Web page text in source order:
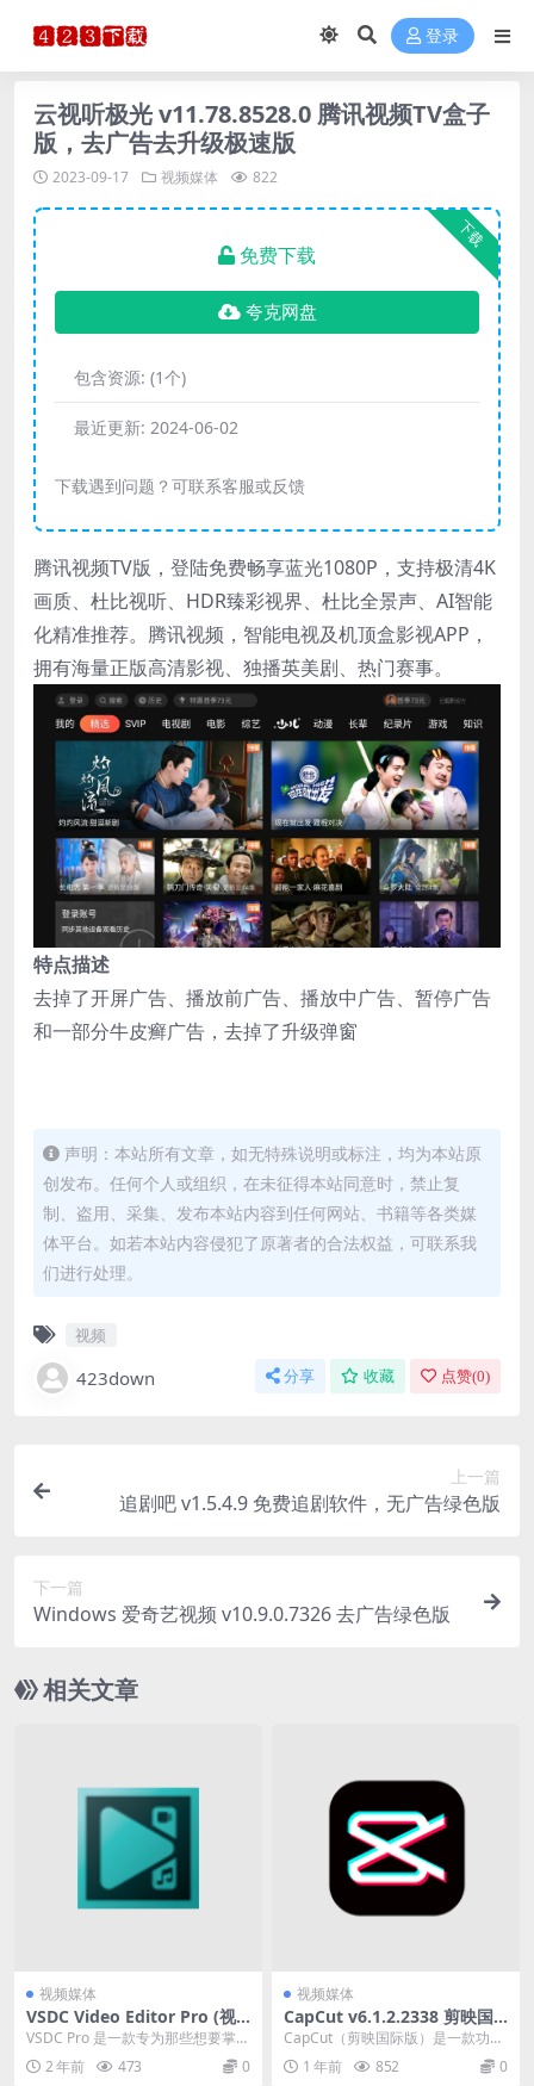
登录
云视听极光 v11.78.8528.0 腾讯视频TV盒子
版，去广告去升级极速版
2023-09-17 视频媒体 822
下载
免费下载
夸克网盘
包含资源: (1个)
最近更新: 2024-06-02
下载遇到问题？可联系客服或反馈
腾讯视频TV版，登陆免费畅享蓝光1080P，支持极清4K
画质、杜比视听、HDR臻彩视界、杜比全景声、AI智能
化精准推荐。腾讯视频，智能电视及机顶盒影视APP，
拥有海量正版高清影视、独播英美剧、热门赛事。
特点描述
去掉了开屏广告、播放前广告、播放中广告、暂停广告
和一部分牛皮癣广告，去掉了升级弹窗
声明：本站所有文章，如无特殊说明或标注，均为本站原
创发布。任何个人或组织，在未征得本站同意时，禁止复
制、盗用、采集、发布本站内容到任何网站、书籍等各类媒
体平台。如若本站内容侵犯了原著者的合法权益，可联系我
们进行处理。
视频
423down 分享 收藏 点赞(0)
上一篇
追剧吧 v1.5.4.9 免费追剧软件，无广告绿色版
下一篇
Windows 爱奇艺视频 v10.9.0.7326 去广告绿色版
相关文章
视频媒体
VSDC Video Editor Pro (视
频编辑) v9.1.1.516 中文破解
便携式版
VSDC Pro 是一款专为那些想要掌握
非线性编辑但又不准备使用价格昂
贵的程序的...
2 年前 473 0
视频媒体
CapCut v6.1.2.2338 剪映国
际版中文绿色版 一款功能强大
的视频编辑应用程序
CapCut（剪映国际版）是一款功能
强大的视频编辑应用程序，由字节
跳动开发。它提...
1 年前 852 0